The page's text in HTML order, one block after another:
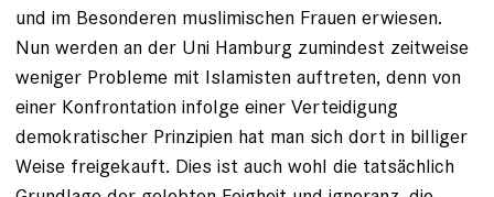
und im Besonderen muslimischen Frauen erwiesen.
Nun werden an der Uni Hamburg zumindest zeitweise
weniger Probleme mit Islamisten auftreten, denn von
einer Konfrontation infolge einer Verteidigung
demokratischer Prinzipien hat man sich dort in billiger
Weise freigekauft. Dies ist auch wohl die tatsächlich